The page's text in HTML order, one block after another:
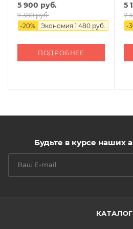
5 900 руб.
7 380 руб.
-20% Экономия 1 480 руб.
ПОДРОБНЕЕ
5
7
-
Будьте в курсе наших
КАТАЛОГ